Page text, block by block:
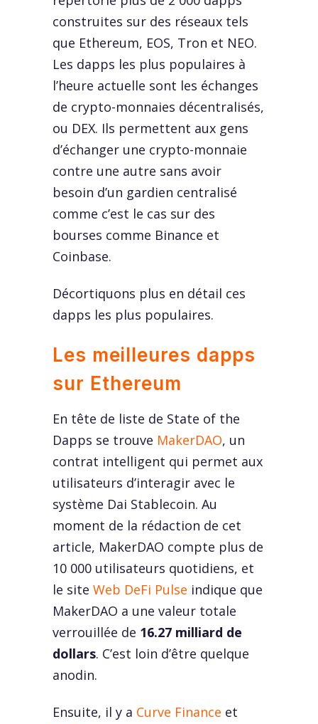
construites sur des réseaux tels
que Ethereum, EOS, Tron et NEO.
Les dapps les plus populaires à
l’heure actuelle sont les échanges
de crypto-monnaies décentralisés,
ou DEX. Ils permettent aux gens
d’échanger une crypto-monnaie
contre une autre sans avoir
besoin d’un gardien centralisé
comme c’est le cas sur des
bourses comme Binance et
Coinbase.
Décortiquons plus en détail ces
dapps les plus populaires.
Les meilleures dapps
sur Ethereum
En tête de liste de State of the
Dapps se trouve MakerDAO, un
contrat intelligent qui permet aux
utilisateurs d’interagir avec le
système Dai Stablecoin. Au
moment de la rédaction de cet
article, MakerDAO compte plus de
10 000 utilisateurs quotidiens, et
le site Web DeFi Pulse indique que
MakerDAO a une valeur totale
verrouillée de 16.27 milliard de
dollars. C’est loin d’être quelque
anodin.
Ensuite, il y a Curve Finance et